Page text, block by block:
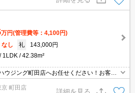
万円(管理費等：4,100円)
なし 礼
143,000円
1LDK 42.38m²
ジング町田店へお任せください！お客様
部屋をご紹介可能です！！お引越しのプロ
いただきます！！★
京 町田店
詳細を見る